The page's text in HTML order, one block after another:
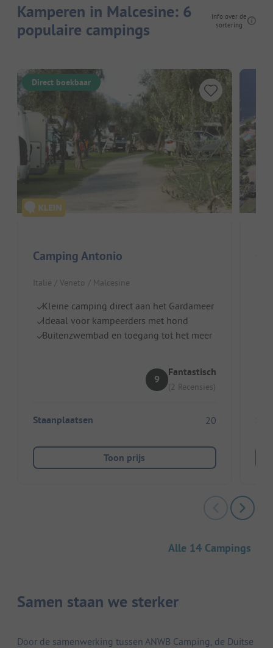
Kamperen in Malcesine: 6
populaire campings
Info over de
sortering
Direct boekbaar
Camping Antonio
Italië / Veneto / Malcesine
Kleine camping direct aan het Gardameer
Ideaal voor kampeerders met hond
Buitenzwembad en toegang tot het meer
9
Fantastisch
(2 Recensies)
Staanplaatsen 20
Toon prijs
Alle 14 Campings
Samen staan we sterker
Door de samenwerking tussen ANWB Camping, de Duitse